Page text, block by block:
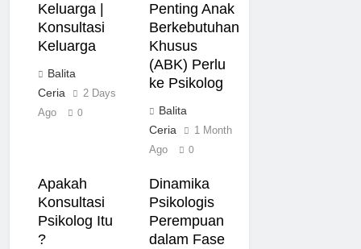
Keluarga |
Konsultasi
Keluarga
Balita
Ceria
2 Days
Ago
0
Penting Anak
Berkebutuhan
Khusus
(ABK) Perlu
ke Psikolog
Balita
Ceria
1 Month
Ago
0
Apakah
Konsultasi
Psikolog Itu
?
Dinamika
Psikologis
Perempuan
dalam Fase